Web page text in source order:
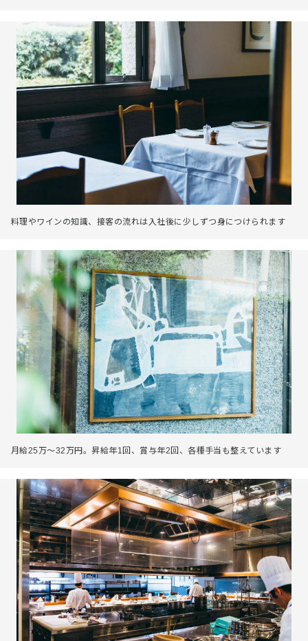
料理やワインの知識、接客の流れは入社後に少しずつ身につけられます
月給25万～32万円。昇給年1回、賞与年2回、各種手当も整えています